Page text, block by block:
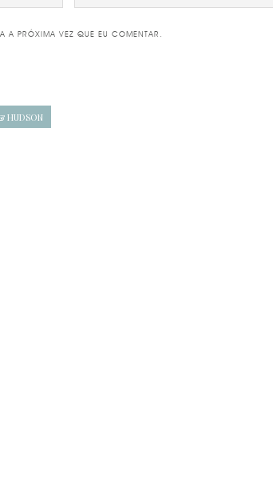
A PRÓXIMA VEZ QUE EU COMENTAR.
HUDSON